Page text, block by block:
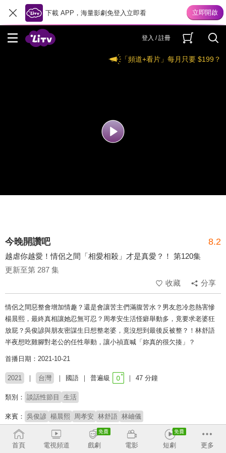
下載 APP，海量影劇免登入立即看
登入 / 註冊
「頻道+看片」每月只要 $199？
今晚開讚吧 8.2
越虐你越愛！情侶之間「相愛相殺」才是真愛？！ 第120集
更新至第 287 集
收藏
分享
情侶之間惡整會增加情趣？還是會讓苦主們滿腹苦水？男友忽冷忽熱害慘
楊晨熙，最終真相讓她忍無可忍？周孝安生活怪癖舉動多，竟要求老婆狂
放屁？吳俊諺與朋友密謀生日想整老婆，竟沒想到最後反被整？！林舒語
半夜想吃雞腳對老公的任性舉動，讓小禎直喊「妳真的很欠揍」？
首播日期：2021-10-21
2021 台灣 國語 普遍級 47 分鐘
類別： 談話性節目 生活
來賓： 吳俊諺 楊晨熙 周孝安 林舒語 林岫儀
主持：
羅時豐
首頁
電視頻道 戲劇 電影 短劇 更多